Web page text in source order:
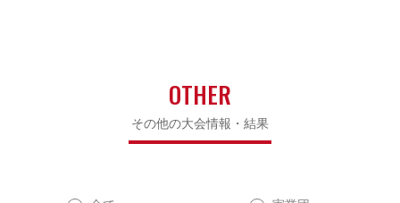
OTHER
その他の大会情報・結果